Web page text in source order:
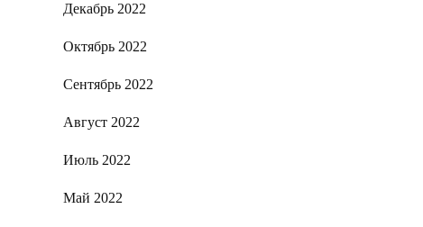
Декабрь 2022
Октябрь 2022
Сентябрь 2022
Август 2022
Июль 2022
Май 2022